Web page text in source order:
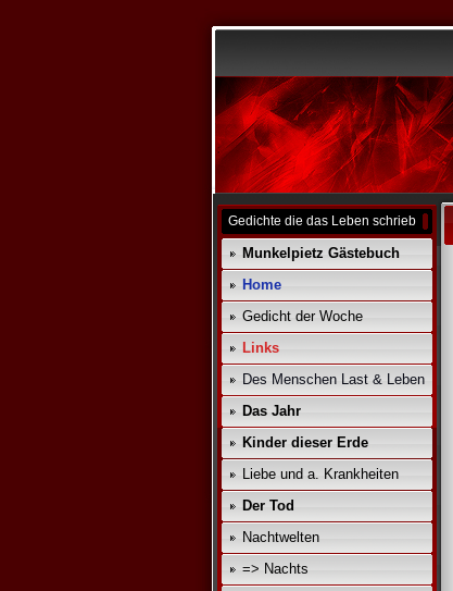
Gedichte die das Leben schrieb
Munkelpietz Gästebuch
Home
Gedicht der Woche
Links
Des Menschen Last & Leben
Das Jahr
Kinder dieser Erde
Liebe und a. Krankheiten
Der Tod
Nachtwelten
=> Nachts